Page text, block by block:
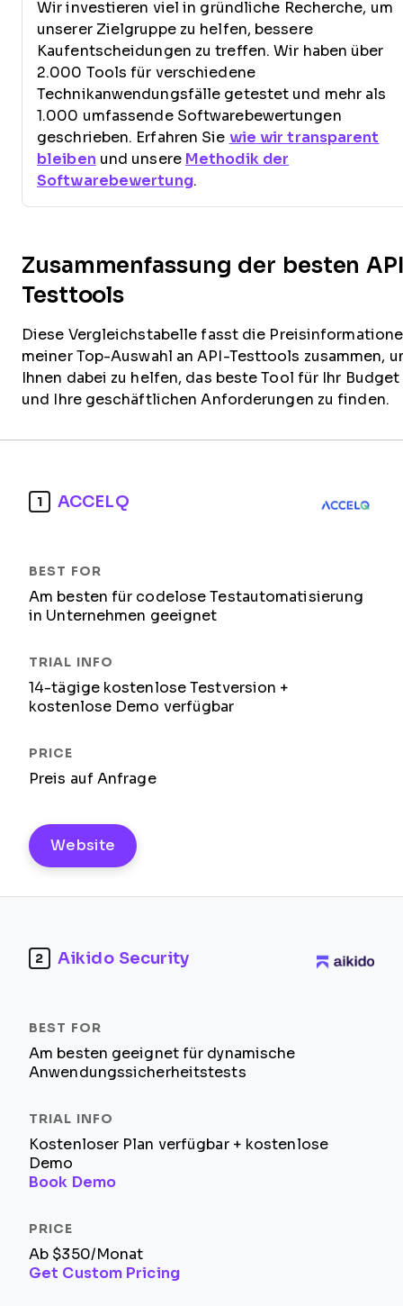
Wir investieren viel in gründliche Recherche, um
unserer Zielgruppe zu helfen, bessere
Kaufentscheidungen zu treffen. Wir haben über
2.000 Tools für verschiedene
Technikanwendungsfälle getestet und mehr als
1.000 umfassende Softwarebewertungen
geschrieben. Erfahren Sie wie wir transparent
bleiben und unsere Methodik der
Softwarebewertung.
Zusammenfassung der besten
Testtools
Diese Vergleichstabelle fasst die
meiner Top-Auswahl an API-Testtools zusammen,
Ihnen dabei zu helfen, das beste Tool für Ihr Budget
und Ihre geschäftlichen Anforderungen zu finden.
1 ACCELQ
Am besten für codelose Testautomatisierung
in Unternehmen geeignet
14-tägige kostenlose Testversion +
kostenlose Demo verfügbar
Preis auf Anfrage
Website
2 Aikido Security
Am besten geeignet für dynamische
Anwendungssicherheitstests
Kostenloser Plan verfügbar + kostenlose
Demo
Book Demo
Ab $350/Monat
Get Custom Pricing